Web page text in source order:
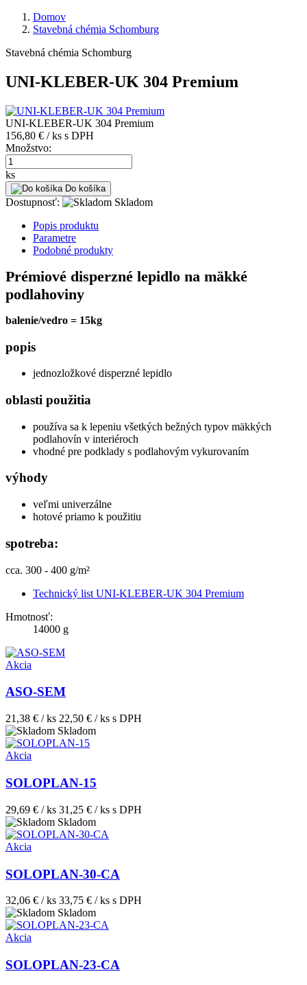
Domov
Stavebná chémia Schomburg
Stavebná chémia Schomburg
UNI-KLEBER-UK 304 Premium
UNI-KLEBER-UK 304 Premium
156,80 € / ks s DPH
Množstvo:
ks
Do košíka
Dostupnosť:
Skladom
Popis produktu
Parametre
Podobné produkty
Prémiové disperzné lepidlo na mäkké
podlahoviny
balenie/vedro = 15kg
popis
jednozložkové disperzné lepidlo
oblasti použitia
používa sa k lepeniu všetkých bežných typov mäkkých
podlahovín v interiéroch
vhodné pre podklady s podlahovým vykurovaním
výhody
veľmi univerzálne
hotové priamo k použitiu
spotreba:
cca. 300 - 400 g/m²
Technický list UNI-KLEBER-UK 304 Premium
Hmotnosť:
14000 g
Akcia
ASO-SEM
21,38 € / ks 22,50 € / ks s DPH
Skladom
Akcia
SOLOPLAN-15
29,69 € / ks 31,25 € / ks s DPH
Skladom
Akcia
SOLOPLAN-30-CA
32,06 € / ks 33,75 € / ks s DPH
Skladom
Akcia
SOLOPLAN-23-CA